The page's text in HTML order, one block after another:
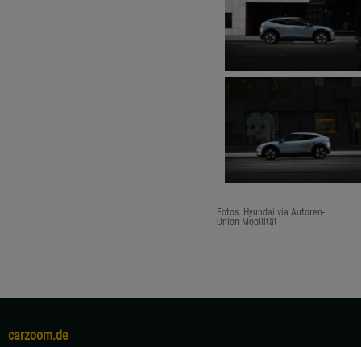
Fotos: Hyundai via Autoren-
Union Mobilität
carzoom.de